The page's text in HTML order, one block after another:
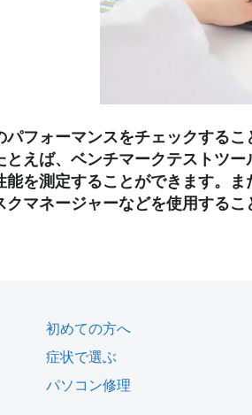
パフォーマンスをチェックする
とえば、ベンチマークテストツ
能を測定することができます。
マネージャーなどを使用するこ
初めての方へ
症状で選ぶ
パソコン修理